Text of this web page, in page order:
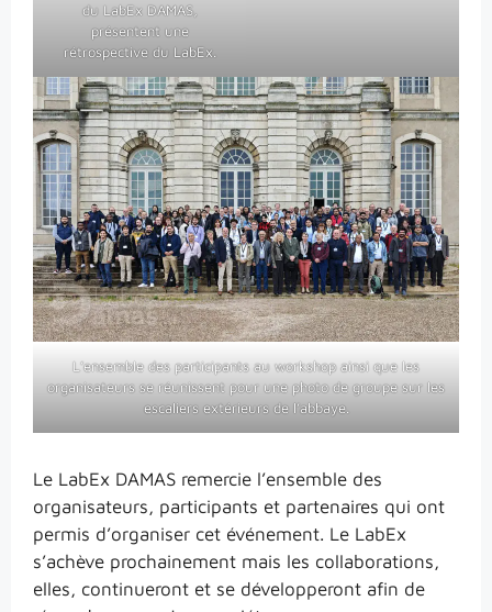
du LabEx DAMAS,
présentent une
rétrospective du LabEx.
L’ensemble des participants au workshop ainsi que les
organisateurs se réunissent pour une photo de groupe sur les
escaliers extérieurs de l’abbaye.
Le LabEx DAMAS remercie l’ensemble des
organisateurs, participants et partenaires qui ont
permis d’organiser cet événement. Le LabEx
s’achève prochainement mais les collaborations,
elles, continueront et se développeront afin de